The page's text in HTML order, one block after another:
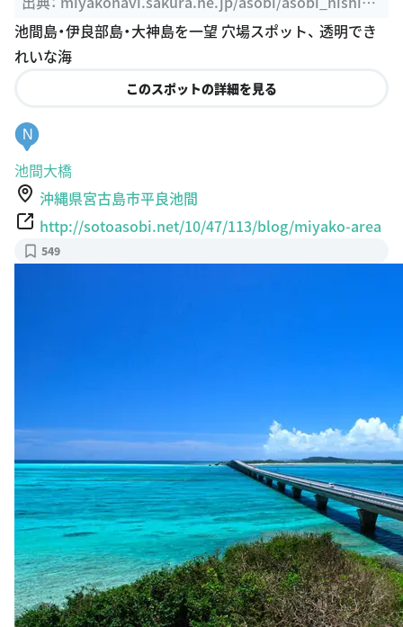
ian.html
池間島・伊良部島・大神島を一望 穴場スポット、 透明でき
れいな海
このスポットの詳細を見る
N
池間大橋
沖縄県宮古島市平良池間
http://sotoasobi.net/10/47/113/blog/miyako-area
549